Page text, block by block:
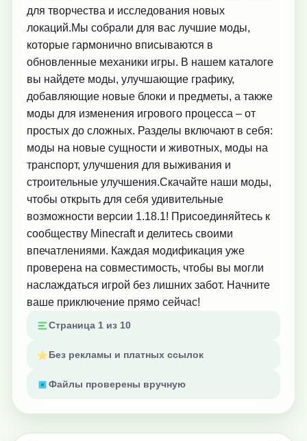
для творчества и исследования новых
локаций.Мы собрали для вас лучшие моды,
которые гармонично вписываются в
обновленные механики игры. В нашем каталоге
вы найдете моды, улучшающие графику,
добавляющие новые блоки и предметы, а также
моды для изменения игрового процесса – от
простых до сложных. Разделы включают в себя:
моды на новые сущности и животных, моды на
транспорт, улучшения для выживания и
строительные улучшения.Скачайте наши моды,
чтобы открыть для себя удивительные
возможности версии 1.18.1! Присоединяйтесь к
сообществу Minecraft и делитесь своими
впечатлениями. Каждая модификация уже
проверена на совместимость, чтобы вы могли
наслаждаться игрой без лишних забот. Начните
ваше приключение прямо сейчас!
Страница 1 из 10
Без рекламы и платных ссылок
Файлы проверены вручную